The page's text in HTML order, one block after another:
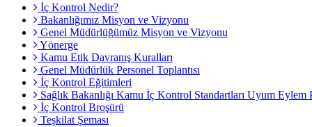
İç Kontrol Nedir?
Bakanlığımız Misyon ve Vizyonu
Genel Müdürlüğümüz Misyon ve Vizyonu
Yönerge
Kamu Etik Davranış Kuralları
Genel Müdürlük Personel Toplantısı
İç Kontrol Eğitimleri
Sağlık Bakanlığı Kamu İç Kontrol Standartları Uyum Eylem
İç Kontrol Broşürü
Teşkilat Şeması